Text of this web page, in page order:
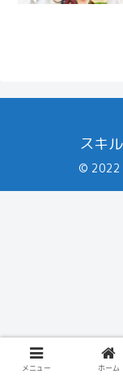
スキ
© 2022
メニュー ホーム